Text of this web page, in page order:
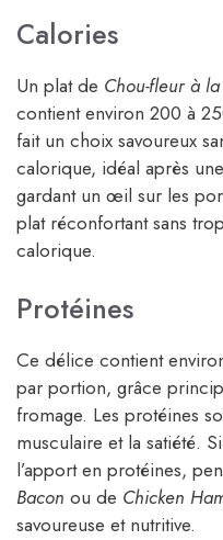
Calories
Un plat de Chou-fleur à
contient environ 200 à
fait un choix savoureux
calorique, idéal après
gardant un œil sur les
plat réconfortant sans
calorique.
Protéines
Ce délice contient
par portion, grâce
fromage. Les protéines
musculaire et la satiété.
l’apport en protéines,
Bacon ou de Chicken
savoureuse et nutritive.